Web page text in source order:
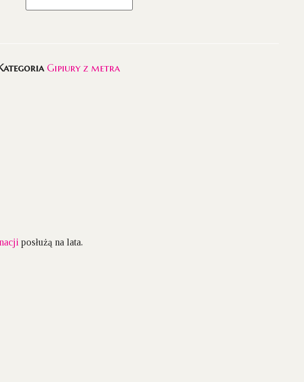
Gipiury z metra
posłużą na lata.